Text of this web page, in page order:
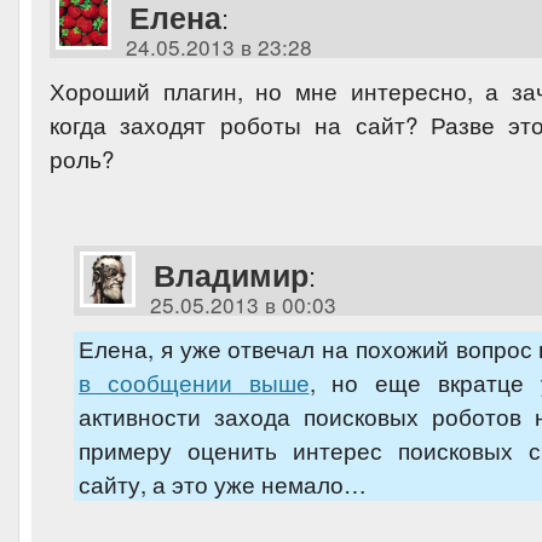
Елена:
24.05.2013 в 23:28
Хороший плагин, но мне интересно, а
когда заходят роботы на сайт? Разве
роль?
Владимир:
25.05.2013 в 00:03
Елена, я уже отвечал на похожий вопрос
в сообщении выше, но еще вкратце
активности захода поисковых
примеру оценить интерес поисковых
сайту, а это уже немало…